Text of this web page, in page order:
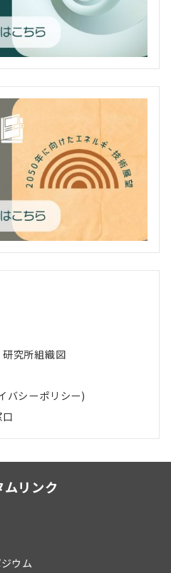
究所組織図
バシーポリシー)
ムリンク
ウム